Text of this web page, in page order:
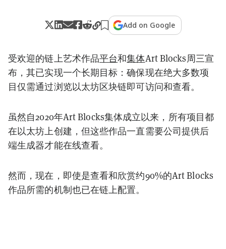
Add on Google
受欢迎的链上艺术作品平台和集体Art Blocks周三宣
布，其已实现一个长期目标：确保现在绝大多数项
目仅需通过浏览以太坊区块链即可访问和查看。
虽然自2020年Art Blocks集体成立以来，所有项目都
在以太坊上创建，但这些作品一直需要公司提供后
端生成器才能在线查看。
然而，现在，即使是查看和欣赏约90%的Art Blocks
作品所需的机制也已在链上配置。